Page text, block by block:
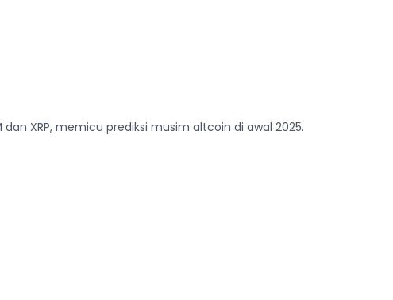
XRP, memicu prediksi musim altcoin di awal 2025.